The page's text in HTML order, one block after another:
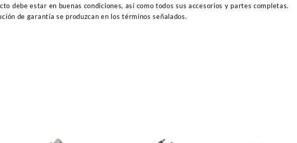
debe estar en buenas condiciones, así como todos sus accesorios y partes completas.
de garantía se produzcan en los términos señalados.